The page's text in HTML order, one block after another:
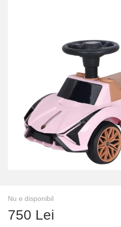
Nu e disponibil
750 Lei